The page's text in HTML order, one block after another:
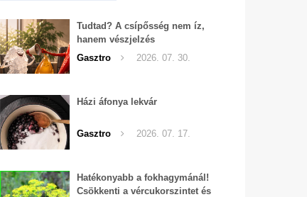
Tudtad? A csípősség nem íz,
hanem vészjelzés
Gasztro
2026. 07. 30.
Házi áfonya lekvár
Gasztro 2026. 07. 17.
Hatékonyabb a fokhagymánál!
Csökkenti a vércukorszintet és